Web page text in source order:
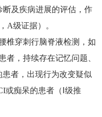
及疾病进展的评估，作
A级证据）。
椎穿刺行脑脊液检测，如
者，持续存在记忆问题、
者，出现行为改变疑似
或痴呆的患者（Ⅰ级推